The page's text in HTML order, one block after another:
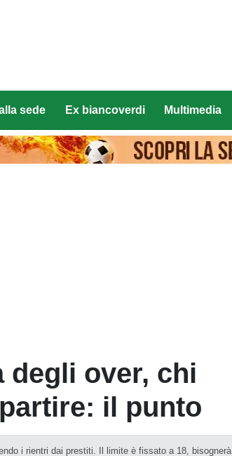
sede Ex biancoverdi Multimedia
degli over, chi
il punto
i rientri dai prestiti. Il limite è fissato a 18, bisognerà